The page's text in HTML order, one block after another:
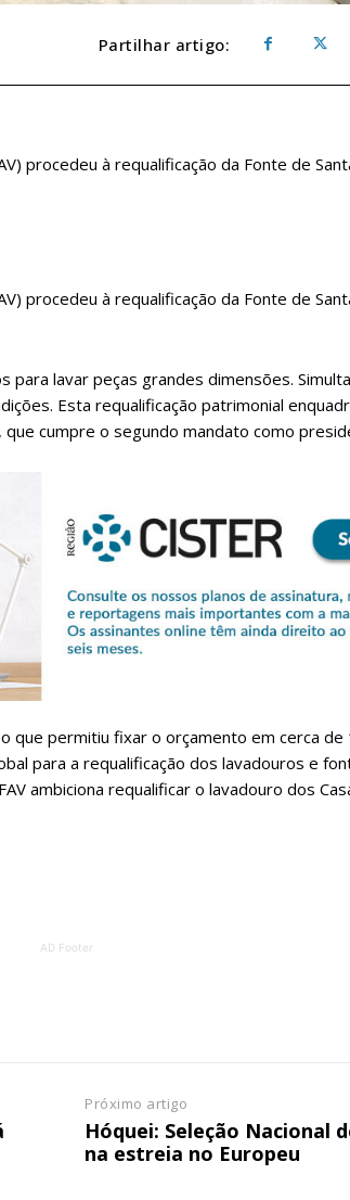
se assinante do Região de Cister e ajude-
Sendo assinante terá acesso a todos os conteúdos
Escolha o plano de assinatura
€
online
Partilhar artigo:
procedeu à requalificação da Fonte de
procedeu à requalificação da Fonte de
para lavar peças grandes dimensões.
Esta requalificação patrimonial
cumpre o segundo mandato como
que permitiu fixar o orçamento em cerca de
para a requalificação dos lavadouros e
ambiciona requalificar o lavadouro dos
AD Footer
Próximo artigo
Hóquei: Seleção Nacional
na estreia no Europeu